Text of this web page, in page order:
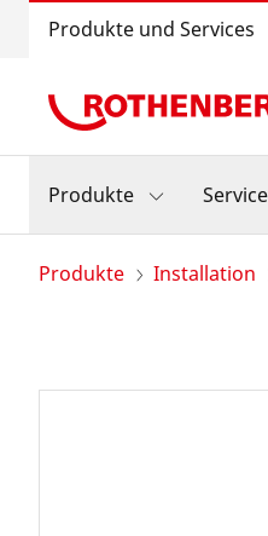
Produkte und Services
Produkte
Produkte Installation